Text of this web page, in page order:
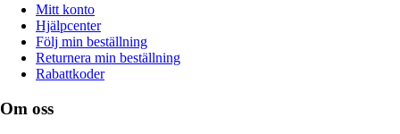
Mitt konto
Hjälpcenter
Följ min beställning
Returnera min beställning
Rabattkoder
Om oss